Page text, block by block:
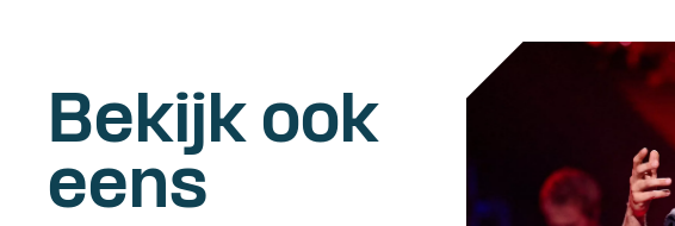
Bekijk ook
eens